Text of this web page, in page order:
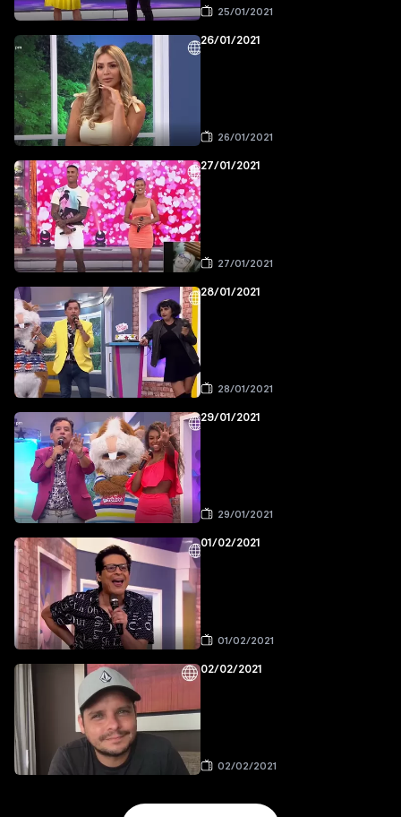
25/01/2021
26/01/2021
26/01/2021
27/01/2021
27/01/2021
28/01/2021
28/01/2021
29/01/2021
29/01/2021
01/02/2021
01/02/2021
02/02/2021
02/02/2021